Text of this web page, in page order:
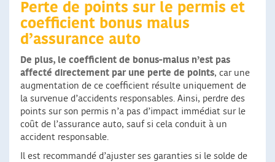
Perte de points sur le permis et
coefficient bonus malus
d’assurance auto
De plus, le coefficient de bonus-malus n’est pas
affecté directement par une perte de points, car une
augmentation de ce coefficient résulte uniquement de
la survenue d’accidents responsables. Ainsi, perdre des
points sur son permis n’a pas d’impact immédiat sur le
coût de l’assurance auto, sauf si cela conduit à un
accident responsable.
Il est recommandé d’ajuster ses garanties si le solde de